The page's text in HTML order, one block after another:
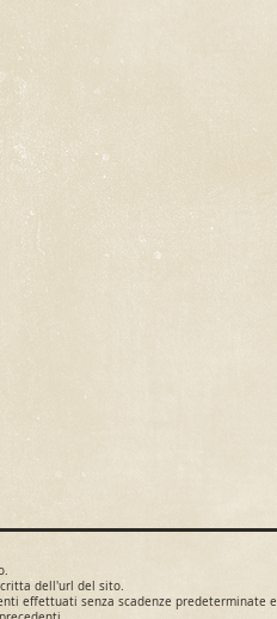
dell'url del sito.
effettuati senza scadenze predeterminate e